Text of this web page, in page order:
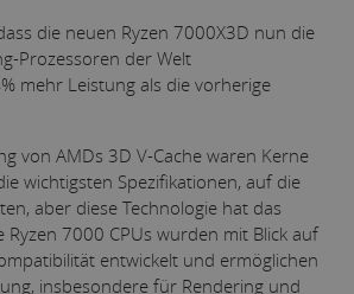
die neuen Ryzen 7000X3D nun die
Prozessoren der Welt
mehr Leistung als die vorherige
von AMDs 3D V-Cache waren Kerne
wichtigsten Spezifikationen, auf die
aber diese Technologie hat das
Ryzen 7000 CPUs wurden mit Blick auf
entwickelt und ermöglichen
insbesondere für Rendering und